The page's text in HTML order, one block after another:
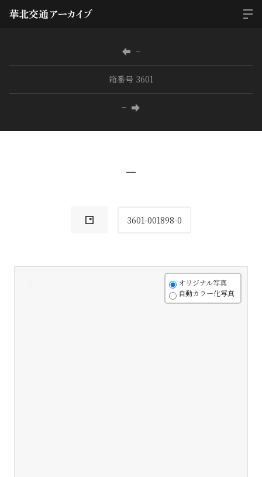
−
箱番号 3601
−
−
3601-001898-0
オリジナル写真
自動カラー化写真